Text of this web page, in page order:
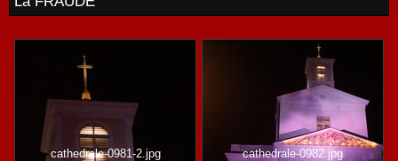
cathedrale-0981-2.jpg cathedrale-0982.jpg